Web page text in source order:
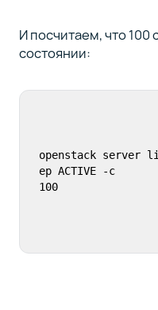
И посчитаем, что 100
состоянии:
openstack
ep ACTIVE -c
100